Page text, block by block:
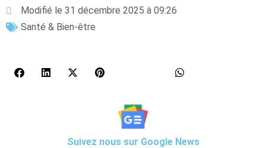
Modifié le 31 décembre 2025 à 09:26
Santé & Bien-être
Suivez nous sur Google News